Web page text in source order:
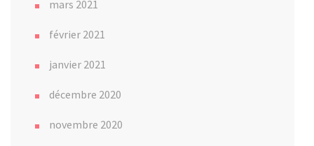
mars 2021
février 2021
janvier 2021
décembre 2020
novembre 2020